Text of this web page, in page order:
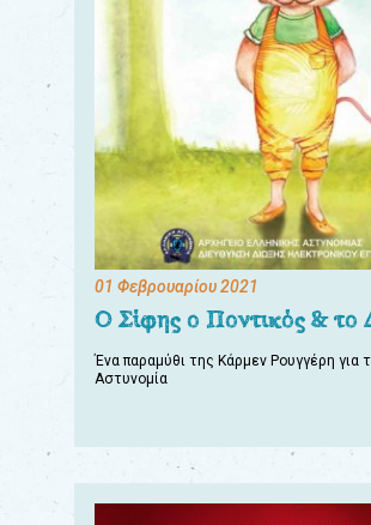
01 Φεβρουαρίου 2021
Ο Σίφης ο Ποντικός & το
Ένα παραμύθι της Κάρμεν Ρουγγέρη για
Αστυνομία